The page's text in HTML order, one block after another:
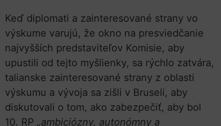
Keď diplomati a zainteresované strany vo
výskume varujú, že okno na presviedčanie
najvyšších predstaviteľov Komisie, aby
upustili od tejto myšlienky, sa rýchlo zatvára,
talianske zainteresované strany z oblasti
výskumu a vývoja sa zišli v Bruseli, aby
diskutovali o tom, ako zabezpečiť, aby bol
10. RP „ambiciózny, autonómny a